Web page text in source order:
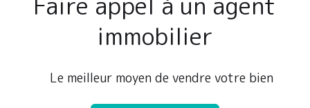
immobilier
Le meilleur moyen de vendre votre bien